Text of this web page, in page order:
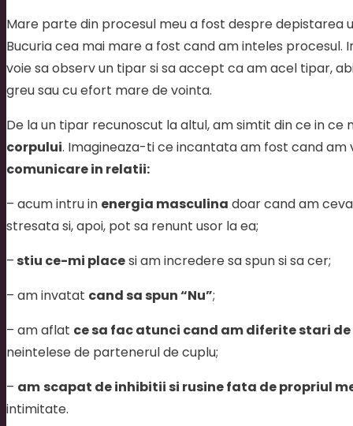
Mare parte din procesul meu a fost despre depistarea
Bucuria cea mai mare a fost cand am inteles
voie sa observ un tipar si sa accept ca am acel tipar,
greu sau cu efort mare de vointa.
De la un tipar recunoscut la altul, am simtit din ce in ce
corpului. Imagineaza-ti ce incantata am fost cand am
comunicare in relatii:
– acum intru in energia masculina doar cand am
stresata si, apoi, pot sa renunt usor la ea;
– stiu ce-mi placesi am incredere sa spun si sa cer;
– am invatat cand sa spun “Nu”;
– am aflat ce sa fac atunci cand am diferite stari
neintelese de partenerul de cuplu;
– am scapat de inhibitii si rusine fata de propriul
intimitate.